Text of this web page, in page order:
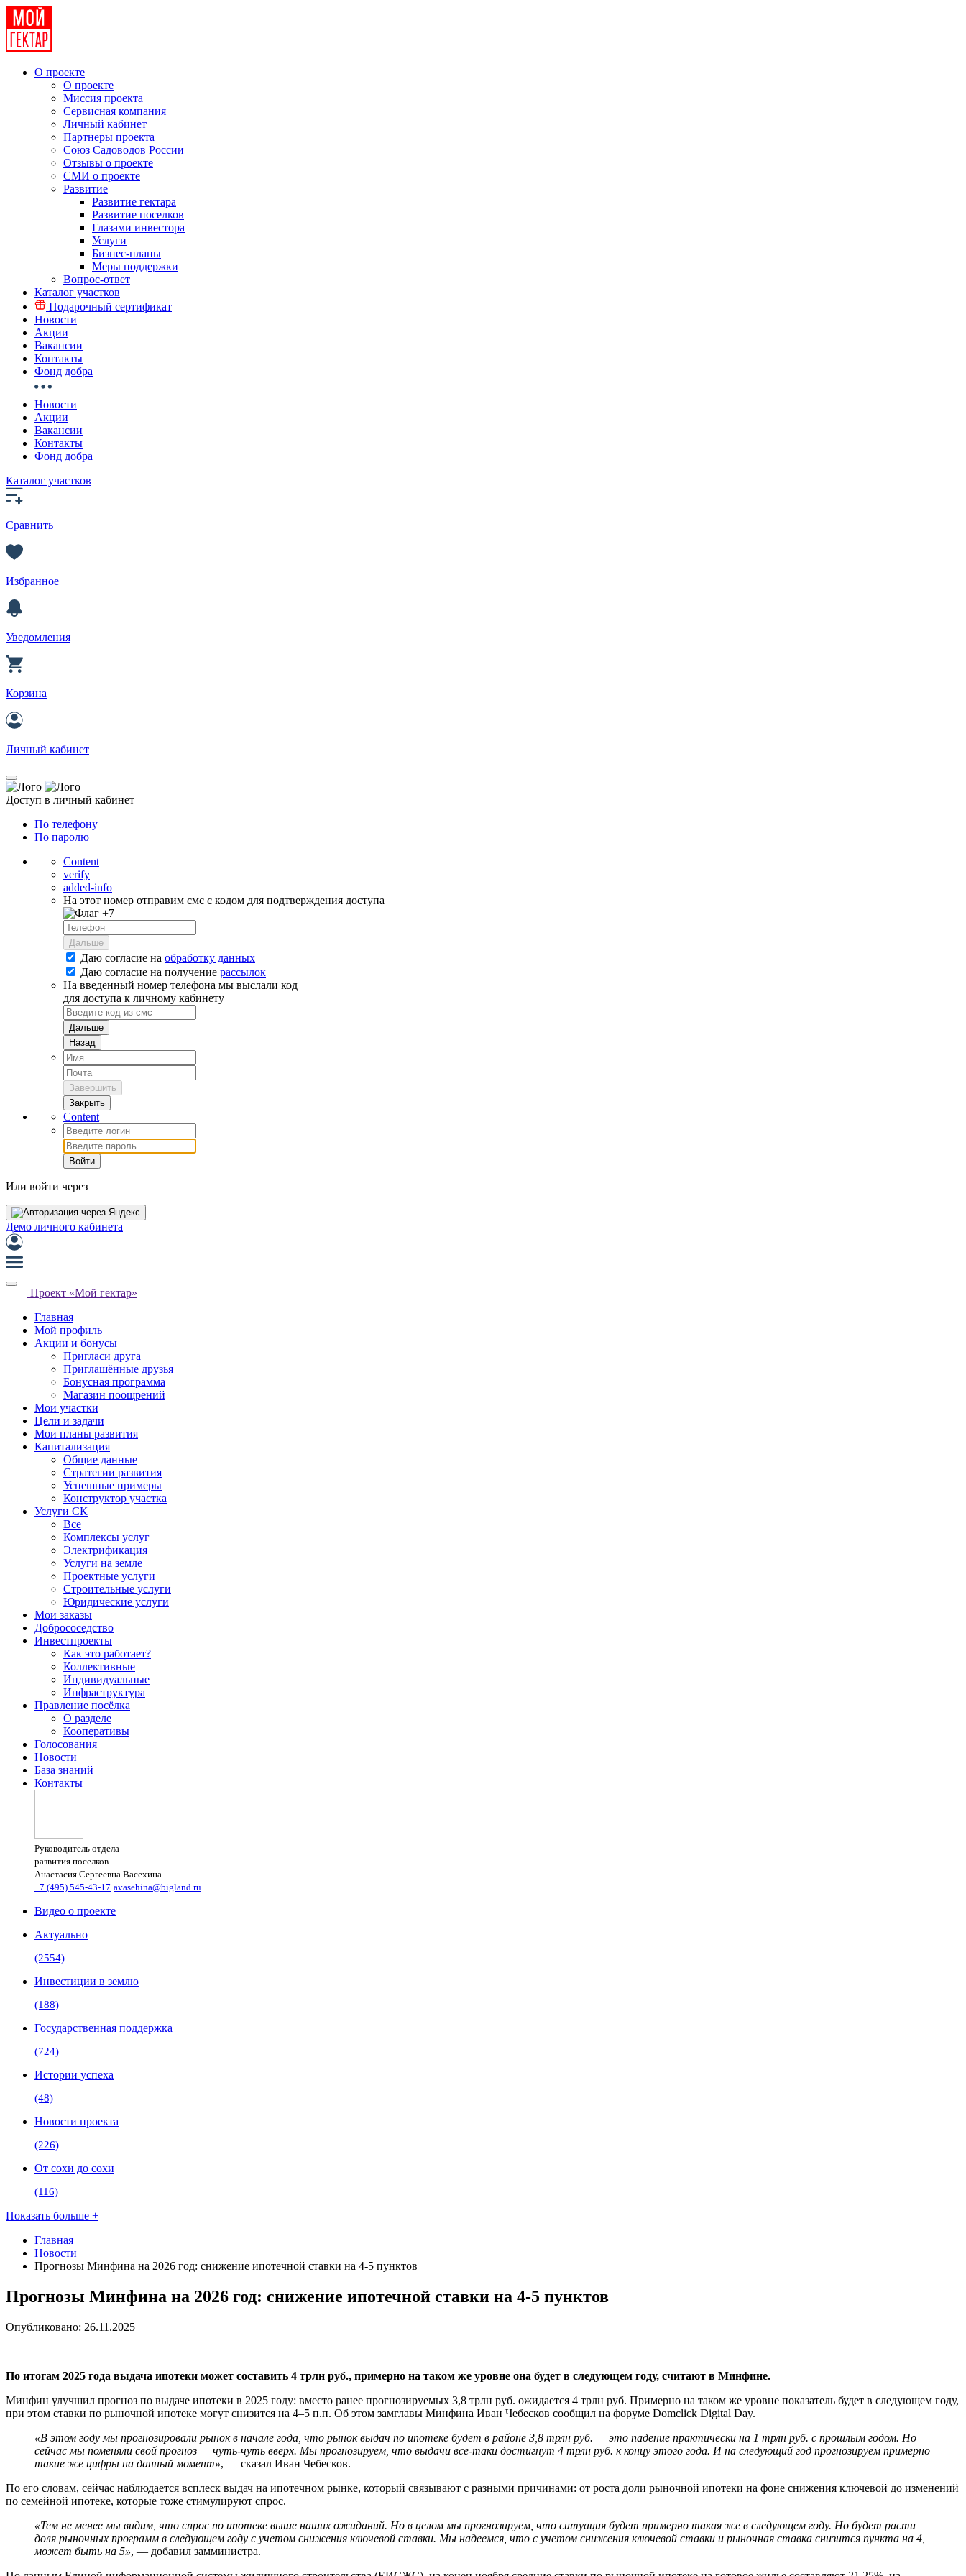
О проекте
О проекте
Миссия проекта
Сервисная компания
Личный кабинет
Партнеры проекта
Союз Садоводов России
Отзывы о проекте
СМИ о проекте
Развитие
Развитие гектара
Развитие поселков
Глазами инвестора
Услуги
Бизнес-планы
Меры поддержки
Вопрос-ответ
Каталог участков
Подарочный сертификат
Новости
Акции
Вакансии
Контакты
Фонд добра
Новости
Акции
Вакансии
Контакты
Фонд добра
Каталог участков
Сравнить
Избранное
Уведомления
Корзина
Личный кабинет
Доступ в личный кабинет
По телефону
По паролю
Content
verify
added-info
На этот номер отправим смс с кодом для подтверждения доступа
+7
Дальше
Даю согласие на обработку данных
Даю согласие на получение рассылок
На введенный номер телефона мы выслали код
для доступа к личному кабинету
Дальше
Назад
Завершить
Закрыть
Content
Войти
Или войти через
Демо личного кабинета
Проект «Мой гектар»
Главная
Мой профиль
Акции и бонусы
Пригласи друга
Приглашённые друзья
Бонусная программа
Магазин поощрений
Мои участки
Цели и задачи
Мои планы развития
Капитализация
Общие данные
Стратегии развития
Успешные примеры
Конструктор участка
Услуги СК
Все
Комплексы услуг
Электрификация
Услуги на земле
Проектные услуги
Строительные услуги
Юридические услуги
Мои заказы
Добрососедство
Инвестпроекты
Как это работает?
Коллективные
Индивидуальные
Инфраструктура
Правление посёлка
О разделе
Кооперативы
Голосования
Новости
База знаний
Контакты
Руководитель отдела
развития поселков
Анастасия Сергеевна Васехина
+7 (495) 545-43-17 avasehina@bigland.ru
Видео о проекте
Актуально
(2554)
Инвестиции в землю
(188)
Государственная поддержка
(724)
Истории успеха
(48)
Новости проекта
(226)
От сохи до сохи
(116)
Показать больше +
Главная
Новости
Прогнозы Минфина на 2026 год: снижение ипотечной ставки на 4-5 пунктов
Прогнозы Минфина на 2026 год: снижение ипотечной ставки на 4-5 пунктов
Опубликовано: 26.11.2025
По итогам 2025 года выдача ипотеки может составить 4 трлн руб., примерно на таком же уровне она будет в следующем году, считают в Минфине.
Минфин улучшил прогноз по выдаче ипотеки в 2025 году: вместо ранее прогнозируемых 3,8 трлн руб. ожидается 4 трлн руб. Примерно на таком же уровне показатель будет в следующем году,
при этом ставки по рыночной ипотеке могут снизится на 4–5 п.п. Об этом замглавы Минфина Иван Чебесков сообщил на форуме Domclick Digital Day.
«В этом году мы прогнозировали рынок в начале года, что рынок выдач по ипотеке будет в районе 3,8 трлн руб. — это падение практически на 1 трлн руб. с прошлым годом. Но
сейчас мы поменяли свой прогноз — чуть-чуть вверх. Мы прогнозируем, что выдачи все-таки достигнут 4 трлн руб. к концу этого года. И на следующий год прогнозируем примерно
такие же цифры на данный момент», — сказал Иван Чебесков.
По его словам, сейчас наблюдается всплеск выдач на ипотечном рынке, который связывают с разными причинами: от роста доли рыночной ипотеки на фоне снижения ключевой до изменений
по семейной ипотеке, которые тоже стимулируют спрос.
«Тем не менее мы видим, что спрос по ипотеке выше наших ожиданий. Но в целом мы прогнозируем, что ситуация будет примерно такая же в следующем году. Но будет расти
доля рыночных программ в следующем году с учетом снижения ключевой ставки. Мы надеемся, что с учетом снижения ключевой ставки и рыночная ставка снизится пункта на 4,
может быть на 5», — добавил замминистра.